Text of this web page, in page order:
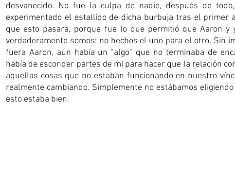
desvanecido. No fue la culpa de nadie, después de
experimentado el estallido de dicha burbuja tras el primer
que esto pasara, porque fue lo que permitió que Aaron y
verdaderamente somos: no hechos el uno para el otro. Sin
fuera Aaron, aún había un "algo" que no terminaba de
había de esconder partes de mí para hacer que la relación
aquellas cosas que no estaban funcionando en nuestro
realmente cambiando. Simplemente no estábamos
esto estaba bien.